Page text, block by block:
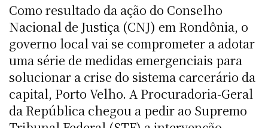
Como resultado da ação do Conselho
Nacional de Justiça (CNJ) em Rondônia, o
governo local vai se comprometer a adotar
uma série de medidas emergenciais para
solucionar a crise do sistema carcerário da
capital, Porto Velho. A Procuradoria-Geral
da República chegou a pedir ao Supremo